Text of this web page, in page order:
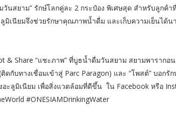
นสยาม” รักษ์โลกคู่ละ 2 กระป๋อง พิเศษสุด สำหรับลูกค้
มิเนียมจึงช่วยรักษาคุณภาพน้ำดื่ม และเก็บความเย็นได้น
& Share “แชะภาพ” ที่บูธน้ำดื่มวันสยาม สยามพารากอ
ดกับทางเชื่อมเข้าสู่ Parc Paragon) และ “โพสต์” บอก
ะลูมิเนียม เพื่อสิ่งแวดล้อมที่ดีขึ้น ใน Facebook หรือ
#ONESIAMDrinkingWater